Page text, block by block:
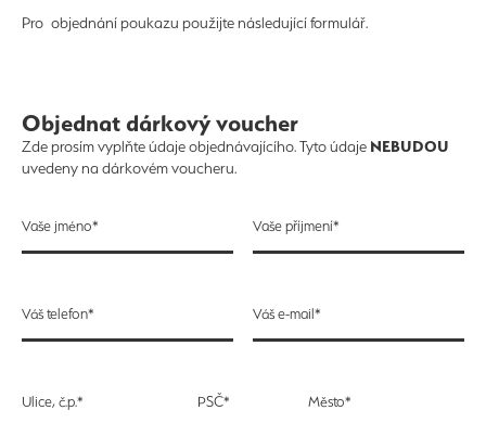
Pro objednání poukazu použijte následující formulář.
Objednat dárkový voucher
Zde prosím vyplňte údaje objednávajícího. Tyto údaje NEBUDOU
uvedeny na dárkovém voucheru.
Vaše jméno* Vaše příjmení*
Váš telefon* Váš e-mail*
Ulice, č.p.* PSČ* Město*